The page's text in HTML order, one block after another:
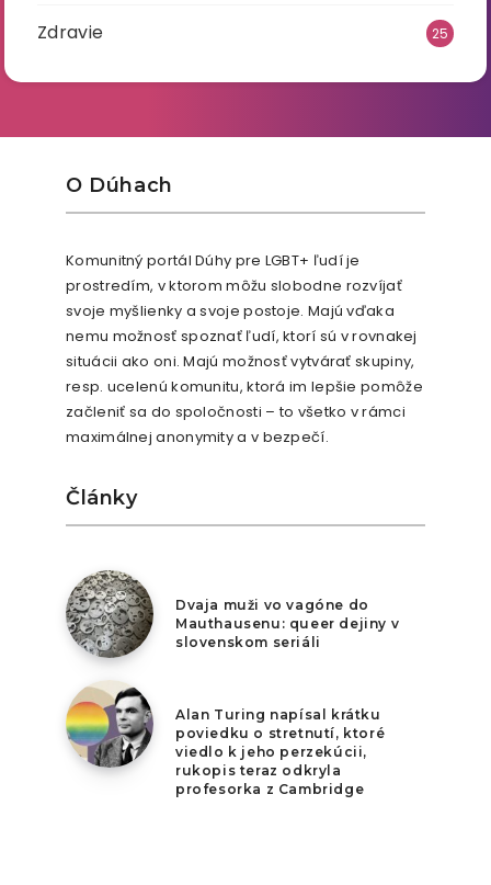
Zdravie 25
O Dúhach
Komunitný portál Dúhy pre LGBT+ ľudí je
prostredím, v ktorom môžu slobodne rozvíjať
svoje myšlienky a svoje postoje. Majú vďaka
nemu možnosť spoznať ľudí, ktorí sú v rovnakej
situácii ako oni. Majú možnosť vytvárať skupiny,
resp. ucelenú komunitu, ktorá im lepšie pomôže
začleniť sa do spoločnosti – to všetko v rámci
maximálnej anonymity a v bezpečí.
Články
Dvaja muži vo vagóne do
Mauthausenu: queer dejiny v
slovenskom seriáli
Alan Turing napísal krátku
poviedku o stretnutí, ktoré
viedlo k jeho perzekúcii,
rukopis teraz odkryla
profesorka z Cambridge